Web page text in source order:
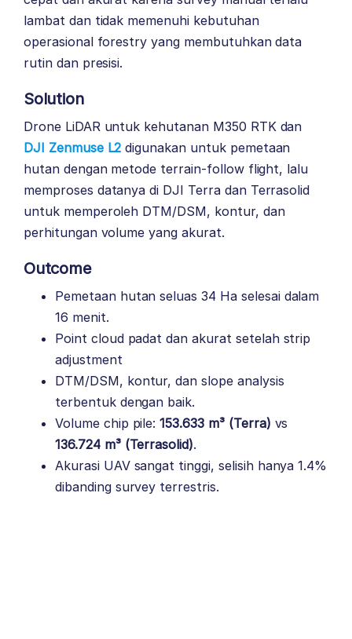
lambat dan tidak memenuhi kebutuhan
operasional forestry yang membutuhkan data
rutin dan presisi.
Solution
Drone LiDAR untuk kehutanan M350 RTK dan
DJI Zenmuse L2 digunakan untuk pemetaan
hutan dengan metode terrain-follow flight, lalu
memproses datanya di DJI Terra dan Terrasolid
untuk memperoleh DTM/DSM, kontur, dan
perhitungan volume yang akurat.
Outcome
Pemetaan hutan seluas 34 Ha selesai dalam
16 menit.
Point cloud padat dan akurat setelah strip
adjustment
DTM/DSM, kontur, dan slope analysis
terbentuk dengan baik.
Volume chip pile:153.633 m³ (Terra) vs
136.724 m³ (Terrasolid).
Akurasi UAV sangat tinggi, selisih hanya 1.4%
dibanding survey terrestris.